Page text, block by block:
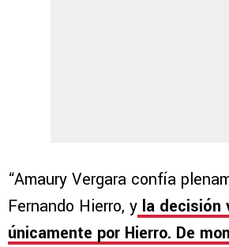
“Amaury Vergara confía
Fernando Hierro, y la decisión
únicamente por Hierro. De